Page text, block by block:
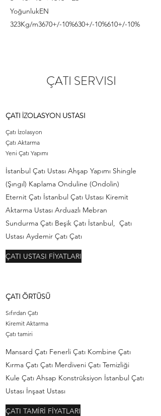
YoğunlukEN
323Kg/m3670+/-10%630+/-10%610+/-10%
ÇATI SERVISI
ÇATI İZOLASYON USTASI
Çatı İzolasyon
Çatı Aktarma
Yeni Çatı Yapımı
İstanbul Çatı Ustası Ahşap Yapımı Shingle
(Şıngıl) Kaplama Onduline (Ondolin)
Eternit Çatı İstanbul Çatı Ustası Kiremit
Aktarma Ustası Arduazlı Mebran
Sundurma Çatı Beşik Çatı İstanbul, Çatı
Ustası Aydemir Çatı Çatı
ÇATI USTASI FİYATLARI
ÇATI ÖRTÜSÜ
Sıfırdan Çatı
Kiremit Aktarma
Çatı tamiri
Mansard Çatı Fenerli Çatı Kombine Çatı
Kırma Çatı Çatı Merdiveni Çatı Temizliği
Kule Çatı Ahsap Konstrüksiyon İstanbul Çatı
Ustası İnşaat Ustası
ÇATI TAMİRİ FİYATLARI